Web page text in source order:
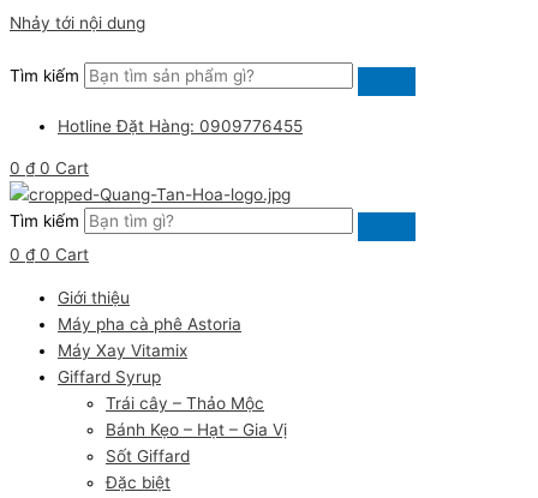
Nhảy tới nội dung
Tìm kiếm
Hotline Đặt Hàng: 0909776455
0 ₫ 0 Cart
Tìm kiếm
0 ₫ 0 Cart
Giới thiệu
Máy pha cà phê Astoria
Máy Xay Vitamix
Giffard Syrup
Trái cây – Thảo Mộc
Bánh Kẹo – Hạt – Gia Vị
Sốt Giffard
Đặc biệt